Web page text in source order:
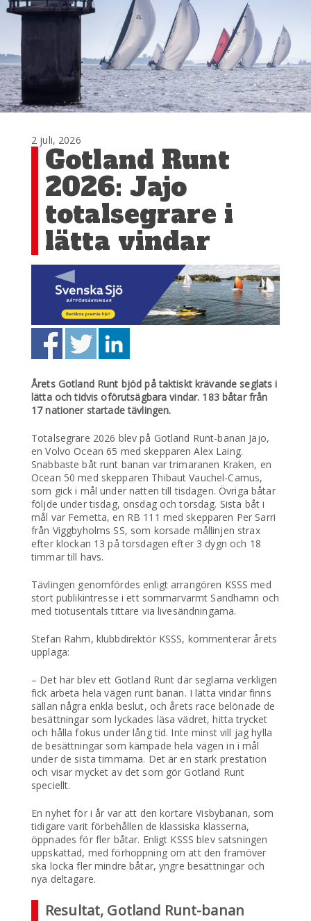
2 juli, 2026
Gotland Runt
2026: Jajo
totalsegrare i
lätta vindar
Årets Gotland Runt bjöd på taktiskt krävande seglats i
lätta och tidvis oförutsägbara vindar. 183 båtar från
17 nationer startade tävlingen.
Totalsegrare 2026 blev på Gotland Runt-banan Jajo,
en Volvo Ocean 65 med skepparen Alex Laing.
Snabbaste båt runt banan var trimaranen Kraken, en
Ocean 50 med skepparen Thibaut Vauchel-Camus,
som gick i mål under natten till tisdagen. Övriga båtar
följde under tisdag, onsdag och torsdag. Sista båt i
mål var Femetta, en RB 111 med skepparen Per Sarri
från Viggbyholms SS, som korsade mållinjen strax
efter klockan 13 på torsdagen efter 3 dygn och 18
timmar till havs.
Tävlingen genomfördes enligt arrangören KSSS med
stort publikintresse i ett sommarvarmt Sandhamn och
med tiotusentals tittare via livesändningarna.
Stefan Rahm, klubbdirektör KSSS, kommenterar årets
upplaga:
– Det här blev ett Gotland Runt där seglarna verkligen
fick arbeta hela vägen runt banan. I lätta vindar finns
sällan några enkla beslut, och årets race belönade de
besättningar som lyckades läsa vädret, hitta trycket
och hålla fokus under lång tid. Inte minst vill jag hylla
de besättningar som kämpade hela vägen in i mål
under de sista timmarna. Det är en stark prestation
och visar mycket av det som gör Gotland Runt
speciellt.
En nyhet för i år var att den kortare Visbybanan, som
tidigare varit förbehållen de klassiska klasserna,
öppnades för fler båtar. Enligt KSSS blev satsningen
uppskattad, med förhoppning om att den framöver
ska locka fler mindre båtar, yngre besättningar och
nya deltagare.
Resultat, Gotland Runt-banan